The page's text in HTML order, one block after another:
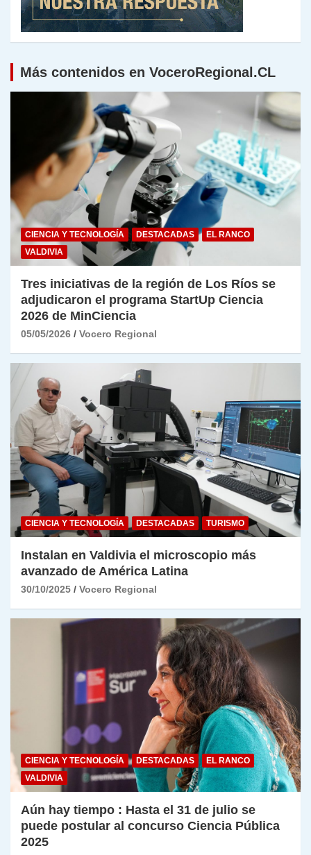
Más contenidos en VoceroRegional.CL
CIENCIA Y TECNOLOGÍA DESTACADAS
EL RANCO
VALDIVIA
Tres iniciativas de la región de Los Ríos se
adjudicaron el programa StartUp Ciencia
2026 de MinCiencia
05/05/2026 Vocero Regional
CIENCIA Y TECNOLOGÍA DESTACADAS TURISMO
Instalan en Valdivia el microscopio más
avanzado de América Latina
30/10/2025 Vocero Regional
CIENCIA Y TECNOLOGÍA DESTACADAS
EL RANCO
VALDIVIA
Aún hay tiempo : Hasta el 31 de julio se
puede postular al concurso Ciencia Pública
2025